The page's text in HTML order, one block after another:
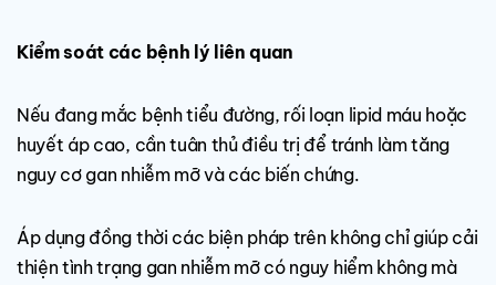
Kiểm soát các bệnh lý liên quan
Nếu đang mắc bệnh tiểu đường, rối loạn lipid máu hoặc
huyết áp cao, cần tuân thủ điều trị để tránh làm tăng
nguy cơ gan nhiễm mỡ và các biến chứng.
Áp dụng đồng thời các biện pháp trên không chỉ giúp cải
thiện tình trạng gan nhiễm mỡ có nguy hiểm không mà